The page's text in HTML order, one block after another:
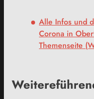
Alle Infos und
Corona in
Themenseite